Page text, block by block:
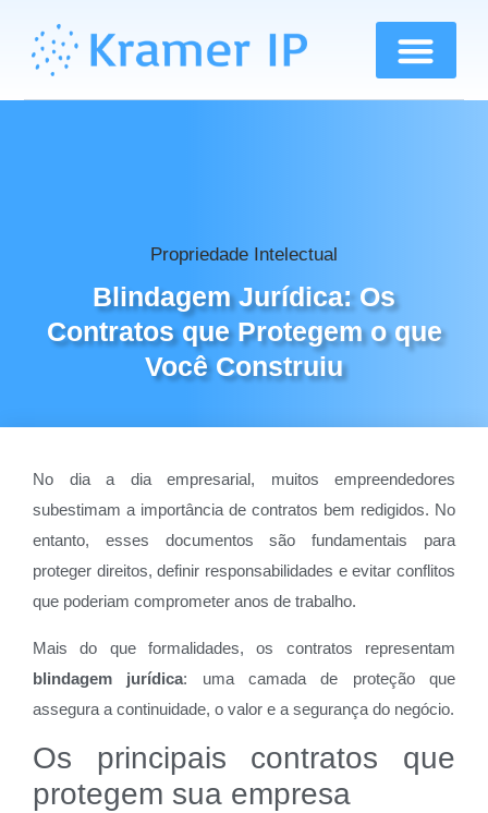
Propriedade Intelectual
Blindagem Jurídica: Os
Contratos que Protegem o que
Você Construiu
No dia a dia empresarial, muitos empreendedores
subestimam a importância de contratos bem redigidos. No
entanto, esses documentos são fundamentais para
proteger direitos, definir responsabilidades e evitar conflitos
que poderiam comprometer anos de trabalho.
Mais do que formalidades, os contratos representam
blindagem jurídica: uma camada de proteção que
assegura a continuidade, o valor e a segurança do negócio.
Os principais contratos que
protegem sua empresa